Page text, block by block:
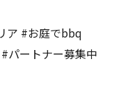
ア #お庭でbbq
パートナー募集中